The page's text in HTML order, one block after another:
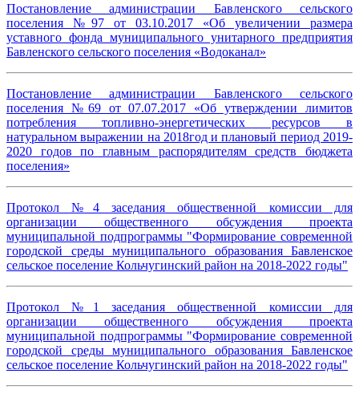
Постановление администрации Бавленского сельского
поселения №97 от 03.10.2017 «Об увеличении размера
уставного фонда муниципального унитарного предприятия
Бавленского сельского поселения «Водоканал»
Постановление администрации Бавленского сельского
поселения №69 от 07.07.2017 «Об утверждении лимитов
потребления топливно-энергетических ресурсов в
натуральном выражении на 2018год и плановый период 2019-
2020 годов по главным распорядителям средств бюджета
поселения»
Протокол №4 заседания общественной комиссии для
организации общественного обсуждения проекта
муниципальной подпрограммы "Формирование современной
городской среды муниципального образования Бавленское
сельское поселение Кольчугинский район на 2018-2022 годы"
Протокол №1 заседания общественной комиссии для
организации общественного обсуждения проекта
муниципальной подпрограммы "Формирование современной
городской среды муниципального образования Бавленское
сельское поселение Кольчугинский район на 2018-2022 годы"